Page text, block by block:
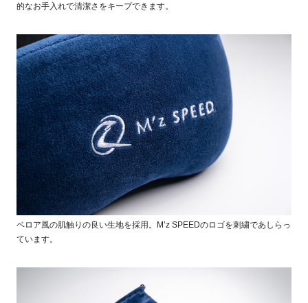
的なお手入れで清潔さをキープできます。
ベロア風の肌触りの良い生地を採用。M’z SPEEDのロゴを刺繍であしらっ
ています。